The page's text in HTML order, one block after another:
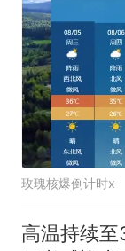
玫瑰核爆倒计时x
高温持续